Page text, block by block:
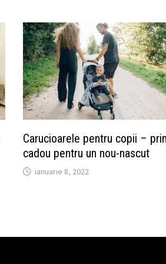
Carucioarele pentru copii –
cadou pentru un nou-nascut
ianuarie 8, 2022